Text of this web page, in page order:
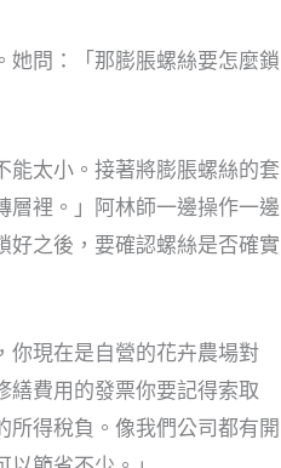
她問：「那膨脹螺絲要怎麼鎖
能太小。接著將膨脹螺絲的套
層裡。」阿林師一邊操作一邊
好之後，要確認螺絲是否確實
你現在是自營的花卉農場對
繕費用的發票你要記得索取
所得稅負。像我們公司都有開